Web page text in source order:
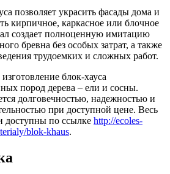
позволяет украсить фасады дома и
кирпичное, каркасное или блочное
создает полноценную имитацию
бревна без особых затрат, а также
трудоемких и сложных работ.
блок-хауса
пород дерева – ели и сосны.
долговечностью, надежностью и
при доступной цене. Весь
доступны по ссылке http://ecoles-
blok-khaus.